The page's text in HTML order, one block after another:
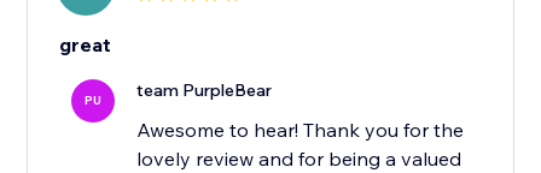
great
PU team PurpleBear
Awesome to hear! Thank you for the
lovely review and for being a valued